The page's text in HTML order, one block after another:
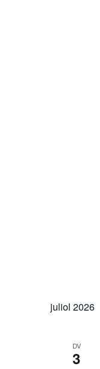
juliol 2026
DV
3